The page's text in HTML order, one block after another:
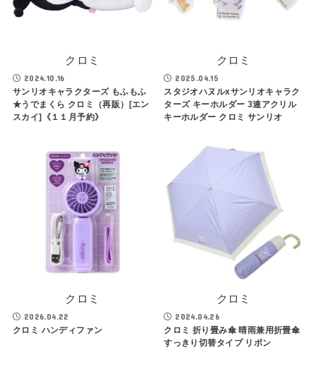
クロミ
2024.10.16
サンリオキャラクターズ もふもふ
★うでまくら クロミ（再販）[エン
スカイ]《１１月予約》
クロミ
2025.04.15
スタジオハヌルxサンリオキャラク
ターズ キーホルダー 3連アクリル
キーホルダー クロミ サンリオ
クロミ
2026.04.22
クロミ ハンディファン
クロミ
2024.04.26
クロミ 折り畳み傘 晴雨兼用折畳傘
すっきり切替タイプ リボン